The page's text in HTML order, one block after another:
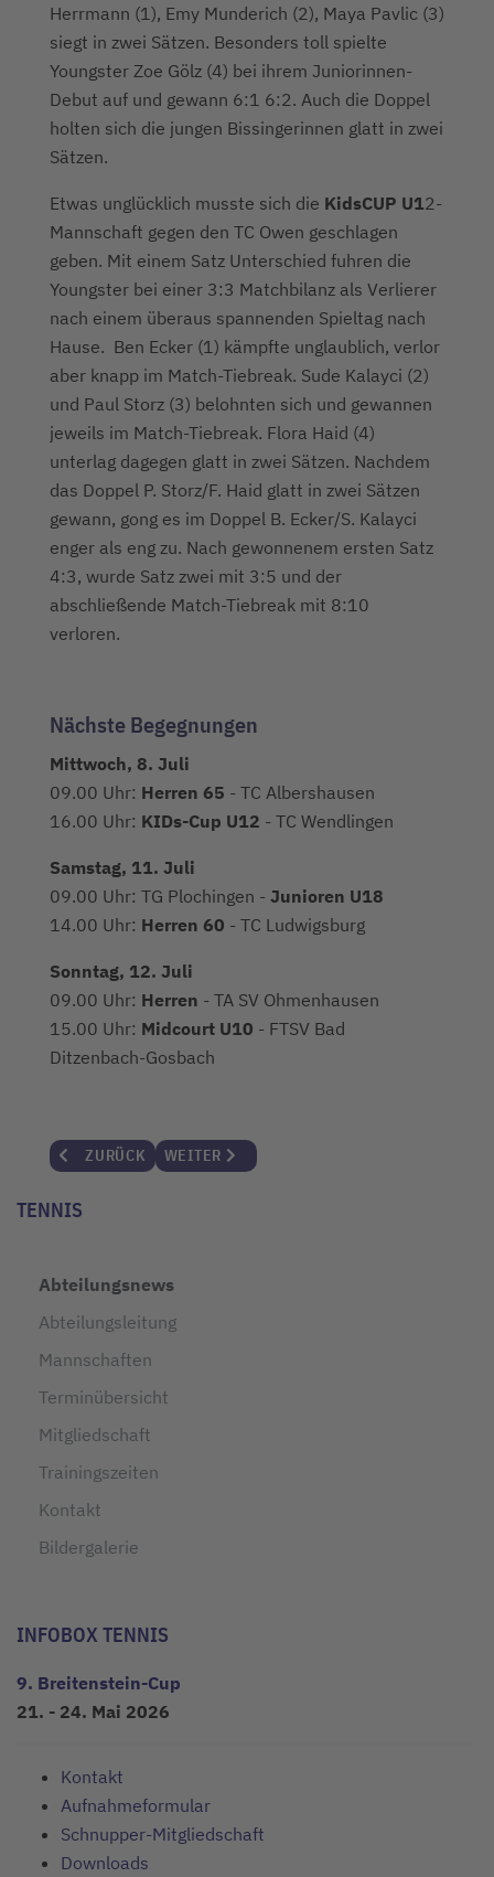
Herrmann (1), Emy Munderich (2), Maya Pavlic (3)
siegt in zwei Sätzen. Besonders toll spielte
Youngster Zoe Gölz (4) bei ihrem Juniorinnen-
Debut auf und gewann 6:1 6:2. Auch die Doppel
holten sich die jungen Bissingerinnen glatt in zwei
Sätzen.
Etwas unglücklich musste sich die KidsCUP U12-
Mannschaft gegen den TC Owen geschlagen
geben. Mit einem Satz Unterschied fuhren die
Youngster bei einer 3:3 Matchbilanz als Verlierer
nach einem überaus spannenden Spieltag nach
Hause. Ben Ecker (1) kämpfte unglaublich, verlor
aber knapp im Match-Tiebreak. Sude Kalayci (2)
und Paul Storz (3) belohnten sich und gewannen
jeweils im Match-Tiebreak. Flora Haid (4)
unterlag dagegen glatt in zwei Sätzen. Nachdem
das Doppel P. Storz/F. Haid glatt in zwei Sätzen
gewann, gong es im Doppel B. Ecker/S. Kalayci
enger als eng zu. Nach gewonnenem ersten Satz
4:3, wurde Satz zwei mit 3:5 und der
abschließende Match-Tiebreak mit 8:10
verloren.
Nächste Begegnungen
Mittwoch, 8. Juli
09.00 Uhr: Herren 65 - TC Albershausen
16.00 Uhr: KIDs-Cup U12 - TC Wendlingen
Samstag, 11. Juli
09.00 Uhr: TG Plochingen - Junioren U18
14.00 Uhr: Herren 60 - TC Ludwigsburg
Sonntag, 12. Juli
09.00 Uhr: Herren - TA SV Ohmenhausen
15.00 Uhr: Midcourt U10 - FTSV Bad
Ditzenbach-Gosbach
VORHERIGER BEITRAG: HERREN 60 WEITERHIN AUF
ZURÜCK NÄCHSTER BEITRAG: JUNIOREN U18
WEITER
TENNIS
Abteilungsnews
Abteilungsleitung
Mannschaften
Terminübersicht
Mitgliedschaft
Trainingszeiten
Kontakt
Bildergalerie
INFOBOX TENNIS
9. Breitenstein-Cup
21. - 24. Mai 2026
Kontakt
Aufnahmeformular
Schnupper-Mitgliedschaft
Downloads